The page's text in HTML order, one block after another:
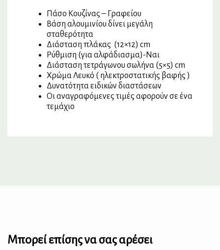
Πάσο Κουζίνας – Γραφείου
Βάση αλουμινίου δίνει μεγάλη
σταθερότητα
Διάσταση πλάκας (12×12) cm
Ρύθμιση (για αλφάδιασμα)-Ναι
Διάσταση τετράγωνου σωλήνα (5×5) cm
Χρώμα Λευκό ( ηλεκτροστατικής βαφής )
Δυνατότητα ειδικών διαστάσεων
Οι αναγραφόμενες τιμές αφορούν σε ένα
τεμάχιο
Μπορεί επίσης να σας αρέσει